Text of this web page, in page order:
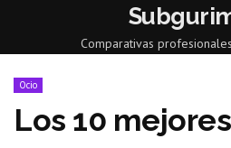
Comparativas
Ocio
Los 10